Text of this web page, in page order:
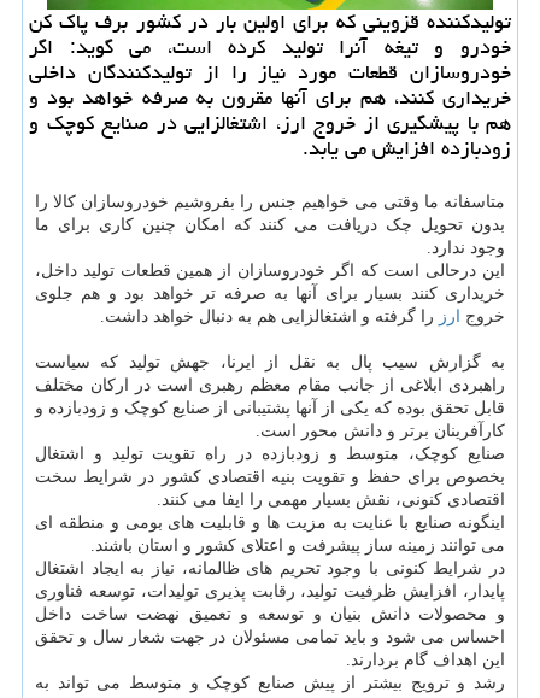
تولیدكننده قزوینی كه برای اولین بار در كشور برف پاك كن
خودرو و تیغه آنرا تولید كرده است، می گوید: اگر
خودروسازان قطعات مورد نیاز را از تولیدكنندگان داخلی
خریداری كنند، هم برای آنها مقرون به صرفه خواهد بود و
هم با پیشگیری از خروج ارز، اشتغالزایی در صنایع كوچك و
زودبازده افزایش می یابد.
متاسفانه ما وقتی می خواهیم جنس را بفروشیم خودروسازان کالا را
بدون تحویل چک دریافت می کنند که امکان چنین کاری برای ما
وجود ندارد.
این درحالی است که اگر خودروسازان از همین قطعات تولید داخل،
خریداری کنند بسیار برای آنها به صرفه تر خواهد بود و هم جلوی
خروج ارز را گرفته و اشتغالزایی هم به دنبال خواهد داشت.
به گزارش سیب پال به نقل از ایرنا، جهش تولید که سیاست
راهبردی ابلاغی از جانب مقام معظم رهبری است در ارکان مختلف
قابل تحقق بوده که یکی از آنها پشتیبانی از صنایع کوچک و زودبازده و
کارآفرینان برتر و دانش محور است.
صنایع کوچک، متوسط و زودبازده در راه تقویت تولید و اشتغال
بخصوص برای حفظ و تقویت بنیه اقتصادی کشور در شرایط سخت
اقتصادی کنونی، نقش بسیار مهمی را ایفا می کنند.
اینگونه صنایع با عنایت به مزیت ها و قابلیت های بومی و منطقه ای
می توانند زمینه ساز پیشرفت و اعتلای کشور و استان باشند.
در شرایط کنونی با وجود تحریم های ظالمانه، نیاز به ایجاد اشتغال
پایدار، افزایش ظرفیت تولید، رقابت پذیری تولیدات، توسعه فناوری
و محصولات دانش بنیان و توسعه و تعمیق نهضت ساخت داخل
احساس می شود و باید تمامی مسئولان در جهت شعار سال و تحقق
این اهداف گام بردارند.
رشد و ترویج بیشتر از پیش صنایع کوچک و متوسط می تواند به